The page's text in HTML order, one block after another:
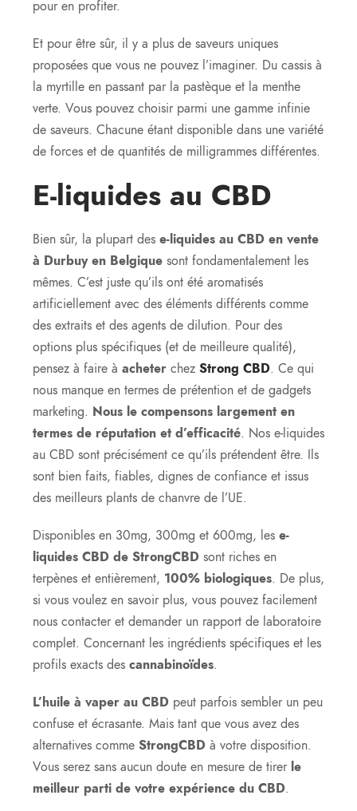
pour en profiter.
Et pour être sûr, il y a plus de saveurs uniques
proposées que vous ne pouvez l’imaginer. Du cassis à
la myrtille en passant par la pastèque et la menthe
verte. Vous pouvez choisir parmi une gamme infinie
de saveurs. Chacune étant disponible dans une variété
de forces et de quantités de milligrammes différentes.
E-liquides au CBD
Bien sûr, la plupart des e-liquides au CBD en vente
à Durbuy en Belgique sont fondamentalement les
mêmes. C’est juste qu’ils ont été aromatisés
artificiellement avec des éléments différents comme
des extraits et des agents de dilution. Pour des
options plus spécifiques (et de meilleure qualité),
pensez à faire à acheter chez Strong CBD. Ce qui
nous manque en termes de prétention et de gadgets
marketing. Nous le compensons largement en
termes de réputation et d’efficacité. Nos e-liquides
au CBD sont précisément ce qu’ils prétendent être. Ils
sont bien faits, fiables, dignes de confiance et issus
des meilleurs plants de chanvre de l’UE.
Disponibles en 30mg, 300mg et 600mg, les e-
liquides CBD de StrongCBD sont riches en
terpènes et entièrement, 100% biologiques. De plus,
si vous voulez en savoir plus, vous pouvez facilement
nous contacter et demander un rapport de laboratoire
complet. Concernant les ingrédients spécifiques et les
profils exacts des cannabinoïdes.
L’huile à vaper au CBD peut parfois sembler un peu
confuse et écrasante. Mais tant que vous avez des
alternatives comme StrongCBD à votre disposition.
Vous serez sans aucun doute en mesure de tirer le
meilleur parti de votre expérience du CBD.